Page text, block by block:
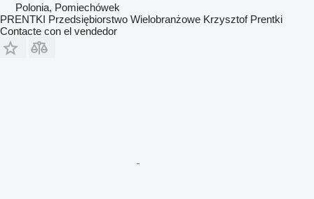
Polonia, Pomiechówek
PRENTKI Przedsiębiorstwo Wielobranżowe Krzysztof Prentki
Contacte con el vendedor